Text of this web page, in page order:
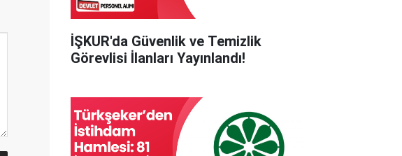
İŞKUR'da Güvenlik ve Temizlik
Görevlisi İlanları Yayınlandı!